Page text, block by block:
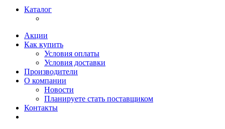
Каталог
Акции
Как купить
Условия оплаты
Условия доставки
Производители
О компании
Новости
Планируете стать поставщиком
Контакты